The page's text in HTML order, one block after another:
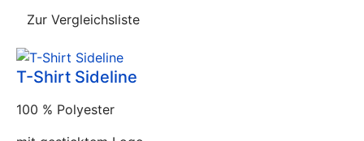
Zur Vergleichsliste
T-Shirt Sideline
100 % Polyester